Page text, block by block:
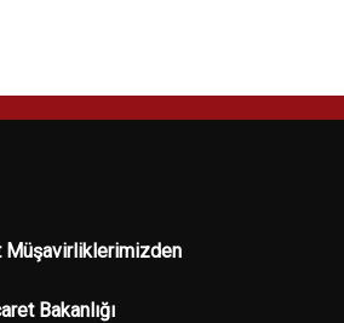
Müşavirliklerimizden
Bakanlığı